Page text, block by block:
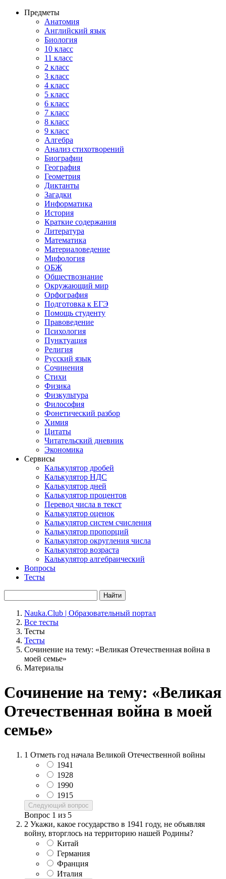
Предметы
Анатомия
Английский язык
Биология
10 класс
11 класс
2 класс
3 класс
4 класс
5 класс
6 класс
7 класс
8 класс
9 класс
Алгебра
Анализ стихотворений
Биографии
География
Геометрия
Диктанты
Загадки
Информатика
История
Краткие содержания
Литература
Математика
Материаловедение
Мифология
ОБЖ
Обществознание
Окружающий мир
Орфография
Подготовка к ЕГЭ
Помощь студенту
Правоведение
Психология
Пунктуация
Религия
Русский язык
Сочинения
Стихи
Физика
Физкультура
Философия
Фонетический разбор
Химия
Цитаты
Читательский дневник
Экономика
Сервисы
Калькулятор дробей
Калькулятор НДС
Калькулятор дней
Калькулятор процентов
Перевод числа в текст
Калькулятор оценок
Калькулятор систем счисления
Калькулятор пропорций
Калькулятор округления числа
Калькулятор возраста
Калькулятор алгебраический
Вопросы
Тесты
Найти
Nauka.Club | Образовательный портал
Все тесты
Тесты
Тесты
Сочинение на тему: «Великая Отечественная война в
моей семье»
Материалы
Сочинение на тему: «Великая
Отечественная война в моей
семье»
1 Отметь год начала Великой Отечественной войны
1941
1928
1990
1915
Следующий вопрос
Вопрос 1 из 5
2 Укажи, какое государство в 1941 году, не объявляя
войну, вторглось на территорию нашей Родины?
Китай
Германия
Франция
Италия